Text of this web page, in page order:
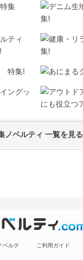
ノベルティ 一覧を見る
ベルテ
ご利用ガイド